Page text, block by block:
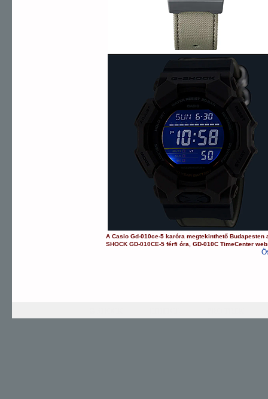
ACasio Gd-010ce-5 karóra megtekinthető Budapesten
SHOCK GD-010CE-5 férfi óra ,GD-010C TimeCenter